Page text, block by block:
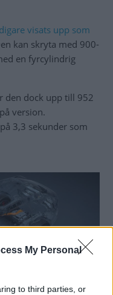
My Personal
to third parties, or
visats upp som
kan skryta med 900-
en fyrcylindrig
den dock upp till 952
version.
3,3 sekunder som